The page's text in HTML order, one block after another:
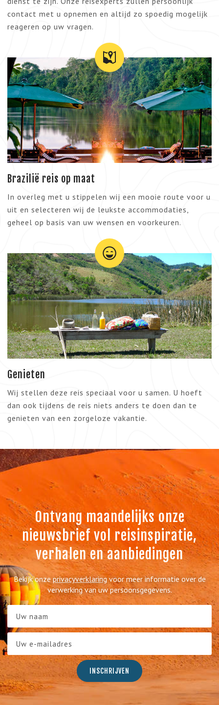
contact met u opnemen en altijd zo spoedig mogelijk
reageren op uw vragen.
Brazilië reis op maat
In overleg met u stippelen wij een mooie route voor u
uit en selecteren wij de leukste accommodaties,
geheel op basis van uw wensen en voorkeuren.
Genieten
Wij stellen deze reis speciaal voor u samen. U hoeft
dan ook tijdens de reis niets anders te doen dan te
genieten van een zorgeloze vakantie.
Ontvang maandelijks onze
nieuwsbrief vol reisinspiratie,
verhalen en aanbiedingen
Bekijk onzeprivacyverklaringvoor meer informatie over de
verwerking van uw persoonsgegevens.